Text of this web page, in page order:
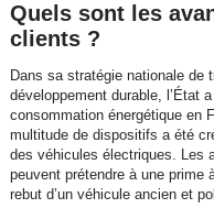
Quels sont les
clients ?
Dans sa stratégie nationale de
développement durable, l’État
consommation énergétique en
multitude de dispositifs a été
des véhicules électriques. Les
peuvent prétendre à une prime
rebut d’un véhicule ancien et